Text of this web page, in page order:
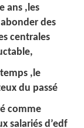
ans ,les
des
centrales
,le
du passé
comme
salariés d’edf